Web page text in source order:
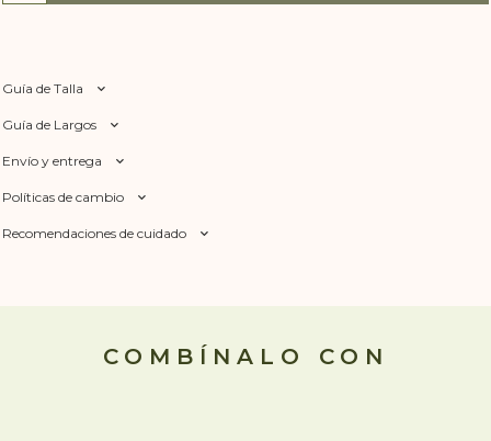
Guía de Talla
Guía de Largos
Envío y entrega
Políticas de cambio
Recomendaciones de cuidado
COMBÍNALO CON